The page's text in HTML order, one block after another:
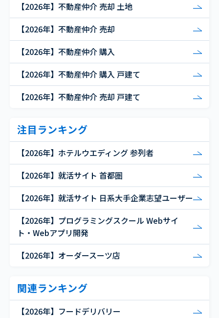
【2026年】不動産仲介 売却 土地
【2026年】不動産仲介 売却
【2026年】不動産仲介 購入
【2026年】不動産仲介 購入 戸建て
【2026年】不動産仲介 売却 戸建て
注目ランキング
【2026年】ホテルウエディング 参列者
【2026年】就活サイト 首都圏
【2026年】就活サイト 日系大手企業志望ユーザー
【2026年】プログラミングスクール Webサイ
ト・Webアプリ開発
【2026年】オーダースーツ店
関連ランキング
【2026年】フードデリバリー